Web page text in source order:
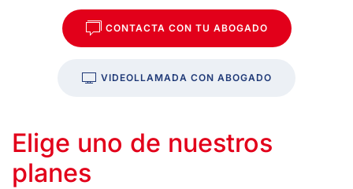
CONTACTA CON TU ABOGADO
VIDEOLLAMADA CON ABOGADO
Elige uno de nuestros
planes